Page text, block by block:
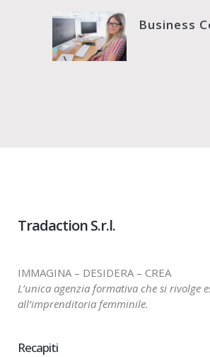
Business
Tradaction S.r.l.
IMMAGINA – DESIDERA – CREA
L’unica agenzia formativa che si rivolge
all’imprenditoria femminile.
Recapiti